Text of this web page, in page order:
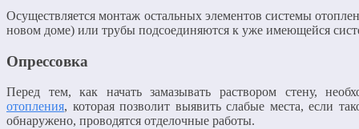
Осуществляется монтаж остальных элементов системы
новом доме) или трубы подсоединяются к уже имеющейся
Опрессовка
Перед тем, как начать замазывать раствором стену,
отопления, которая позволит выявить слабые места, если
обнаружено, проводятся отделочные работы.